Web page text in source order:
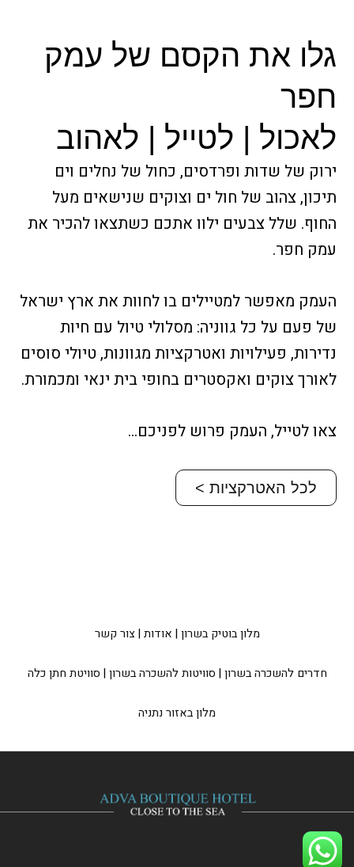
גלו את הקסם של עמק
חפר
לאכול | לטייל | לאהוב
ירוק של שדות ופרדסים, כחול של נחלים וים
תיכון, צהוב של חול ים וצוקים שנישאים מעל
החוף. שלל צבעים ילוו אתכם כשתצאו להכיר את
עמק חפר.
העמק מאפשר למטיילים בו לחוות את ארץ ישראל
של פעם על כל גווניה: מסלולי טיול עם חיות
נדירות, פעילויות ואטרקציות מגוונות, טיולי סוסים
לאורך צוקים ואקסטרים בחופי בית ינאי ומכמורת.
צאו לטייל, העמק פרוש לפניכם…
לכל האטרקציות >
מלון בוטיק בשרון | אודות |צור קשר
חדרים להשכרה בשרון | סוויטות להשכרה בשרון | סוויטת חתן כלה
מלון באזור נתניה